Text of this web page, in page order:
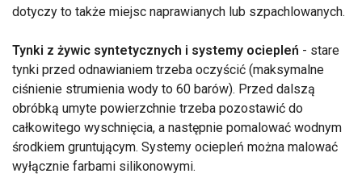
dotyczy to także miejsc naprawianych lub szpachlowanych.
Tynki z żywic syntetycznych i systemy ociepleń - stare
tynki przed odnawianiem trzeba oczyścić (maksymalne
ciśnienie strumienia wody to 60 barów). Przed dalszą
obróbką umyte powierzchnie trzeba pozostawić do
całkowitego wyschnięcia, a następnie pomalować wodnym
środkiem gruntującym. Systemy ociepleń można malować
wyłącznie farbami silikonowymi.